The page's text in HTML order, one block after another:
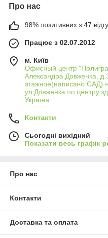
Про нас
98% позитивних з 47
Працює з 02.07.2012
м. Київ
Офисный центр
Александра Довженка,
этажное(написано САД)
ул.Довженка по центру
Україна
Контакти
Сьогодні вихідний
Показати весь графік
Про нас
Контакти
Доставка та оплата